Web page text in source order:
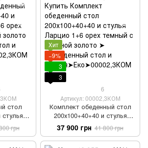
стол
стулья
с
грн
Хит
−9%
3
3
6
Артикул: 00002,3КОМ
Комплект обеденный стол
200х100+40+40 и стулья
Ларцио 1+6 орех темный с
патиной золото
37 900 грн 41 800 грн